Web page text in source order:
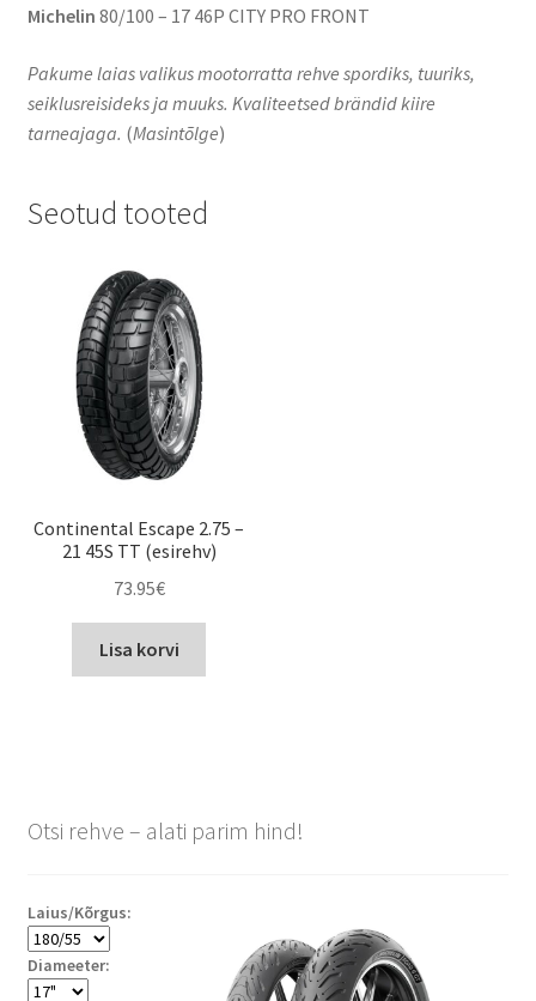
Michelin 80/100 – 17 46P CITY PRO FRONT
Pakume laias valikus mootorratta rehve spordiks, tuuriks,
seiklusreisideks ja muuks. Kvaliteetsed brändid kiire
tarneajaga. (Masintõlge)
Seotud tooted
Continental Escape 2.75 –
21 45S TT (esirehv)
73.95€
Lisa korvi
Otsi rehve – alati parim hind!
Laius/Kõrgus:
Diameeter: